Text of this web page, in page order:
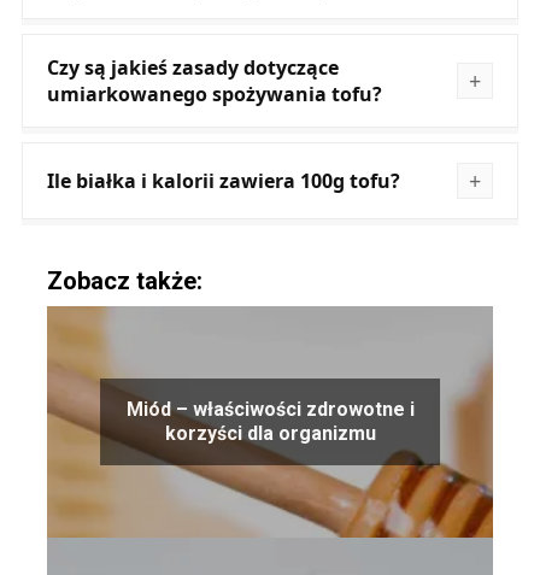
Czy są jakieś zasady dotyczące
umiarkowanego spożywania tofu?
Ile białka i kalorii zawiera 100g tofu?
Zobacz także:
Miód – właściwości zdrowotne i
korzyści dla organizmu